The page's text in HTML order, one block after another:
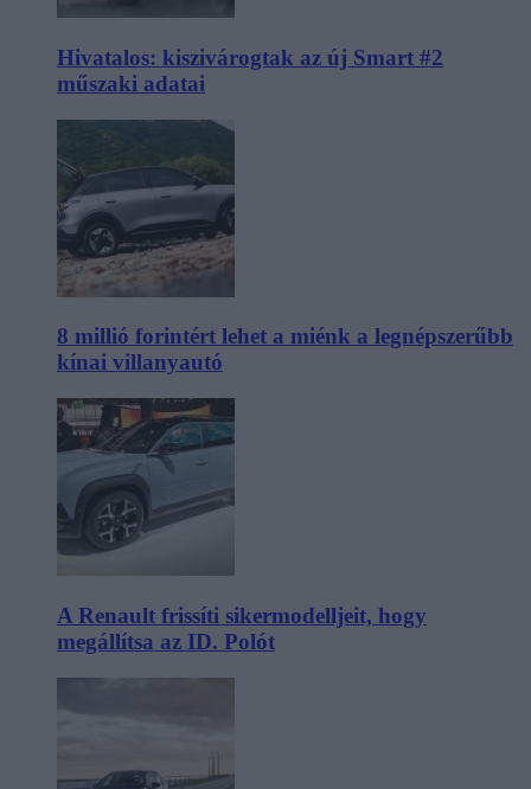
Hivatalos: kiszivárogtak az új Smart #2
műszaki adatai
8 millió forintért lehet a miénk a legnépszerűbb
kínai villanyautó
A Renault frissíti sikermodelljeit, hogy
megállítsa az ID. Polót